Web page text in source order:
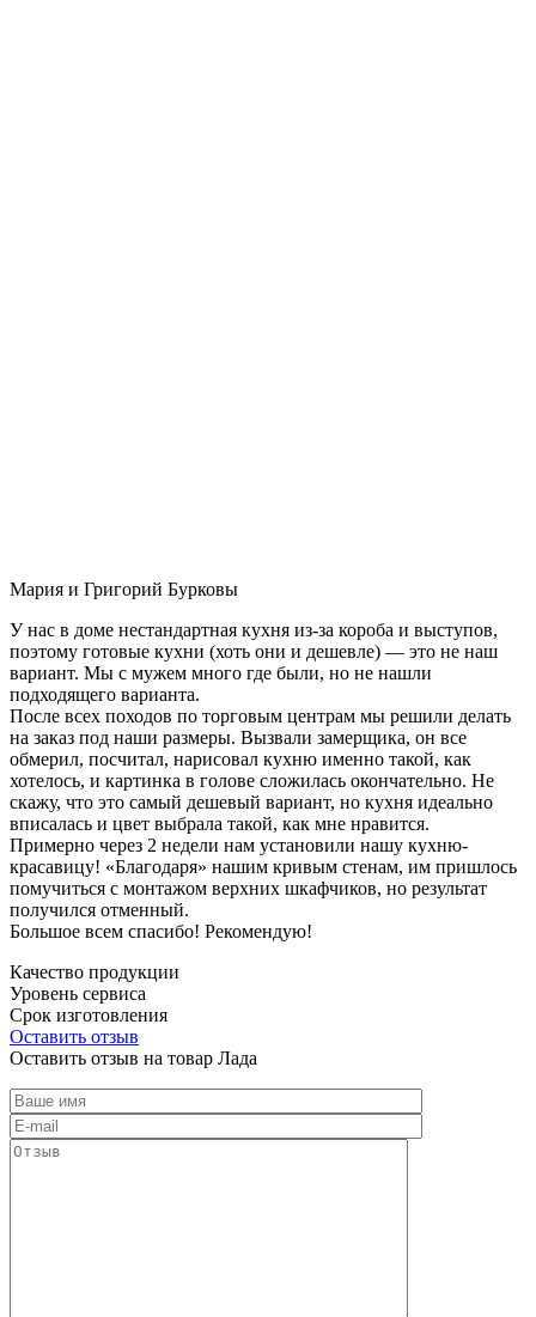
Мария и Григорий Бурковы
У нас в доме нестандартная кухня из-за короба и выступов,
поэтому готовые кухни (хоть они и дешевле) — это не наш
вариант. Мы с мужем много где были, но не нашли
подходящего варианта.
После всех походов по торговым центрам мы решили делать
на заказ под наши размеры. Вызвали замерщика, он все
обмерил, посчитал, нарисовал кухню именно такой, как
хотелось, и картинка в голове сложилась окончательно. Не
скажу, что это самый дешевый вариант, но кухня идеально
вписалась и цвет выбрала такой, как мне нравится.
Примерно через 2 недели нам установили нашу кухню-
красавицу! «Благодаря» нашим кривым стенам, им пришлось
помучиться с монтажом верхних шкафчиков, но результат
получился отменный.
Большое всем спасибо! Рекомендую!
Качество продукции
Уровень сервиса
Срок изготовления
Оставить отзыв
Оставить отзыв на товар Лада